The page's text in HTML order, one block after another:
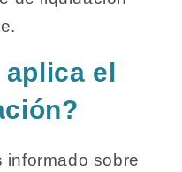
el
informado sobre